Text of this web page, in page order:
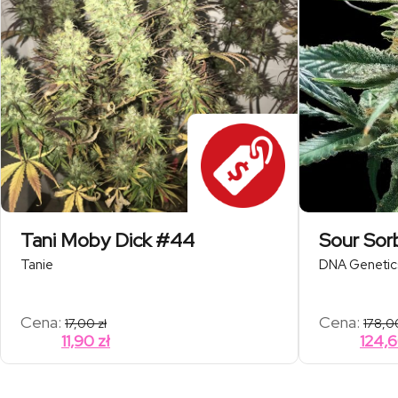
Tani Moby Dick #44
Tanie
Cena: 17,00zł
11,90 zł
Sour
DNA
Cena: